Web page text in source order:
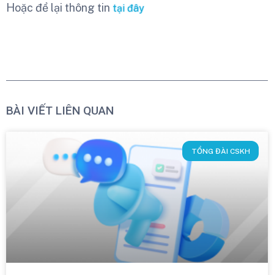
Hoặc để lại thông tin tại đây
BÀI VIẾT LIÊN QUAN
TỔNG ĐÀI CSKH